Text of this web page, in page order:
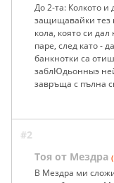
До 2-та: Колкото
защищавайки тез
кола, която си
паре, след като -
банкнотки са
заблЮдьонныэ
завръща с пълна
#2
Тоя от Мездра
В Мездра ми